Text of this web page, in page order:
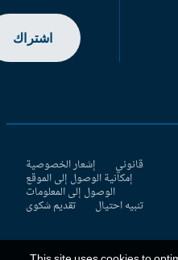
اشتراك
قانوني إشعار الخصوصية
إمكانية الوصول إلى الموقع
الوصول إلى المعلومات
تنبيه احتيال تقديم شكوى